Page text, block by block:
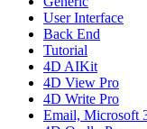
User Interface
Back End
Tutorial
4D AIKit
4D View Pro
4D Write Pro
Email, Microsoft